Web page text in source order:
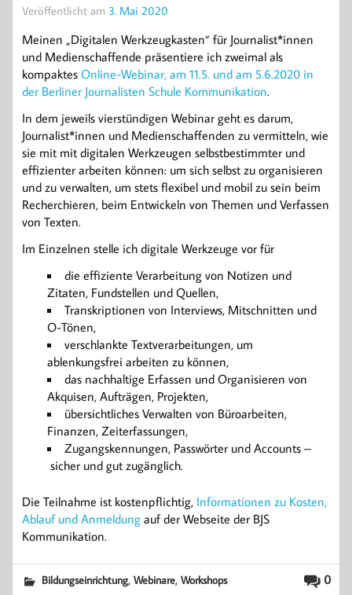
Veröffentlicht am 3. Mai 2020
Meinen „Digitalen Werkzeugkasten“ für Journalist*innen
und Medienschaffende präsentiere ich zweimal als
kompaktes Online-Webinar, am 11.5. und am 5.6.2020 in
der Berliner Journalisten Schule Kommunikation.
In dem jeweils vierstündigen Webinar geht es darum,
Journalist*innen und Medienschaffenden zu vermitteln, wie
sie mit mit digitalen Werkzeugen selbstbestimmter und
effizienter arbeiten können: um sich selbst zu organisieren
und zu verwalten, um stets flexibel und mobil zu sein beim
Recherchieren, beim Entwickeln von Themen und Verfassen
von Texten.
Im Einzelnen stelle ich digitale Werkzeuge vor für
die effiziente Verarbeitung von Notizen und
Zitaten, Fundstellen und Quellen,
Transkriptionen von Interviews, Mitschnitten und
O-Tönen,
verschlankte Textverarbeitungen, um
ablenkungsfrei arbeiten zu können,
das nachhaltige Erfassen und Organisieren von
Akquisen, Aufträgen, Projekten,
übersichtliches Verwalten von Büroarbeiten,
Finanzen, Zeiterfassungen,
Zugangskennungen, Passwörter und Accounts –
sicher und gut zugänglich.
Die Teilnahme ist kostenpflichtig, Informationen zu Kosten,
Ablauf und Anmeldung auf der Webseite der BJS
Kommunikation.
0
Bildungseinrichtung,Webinare,Workshops